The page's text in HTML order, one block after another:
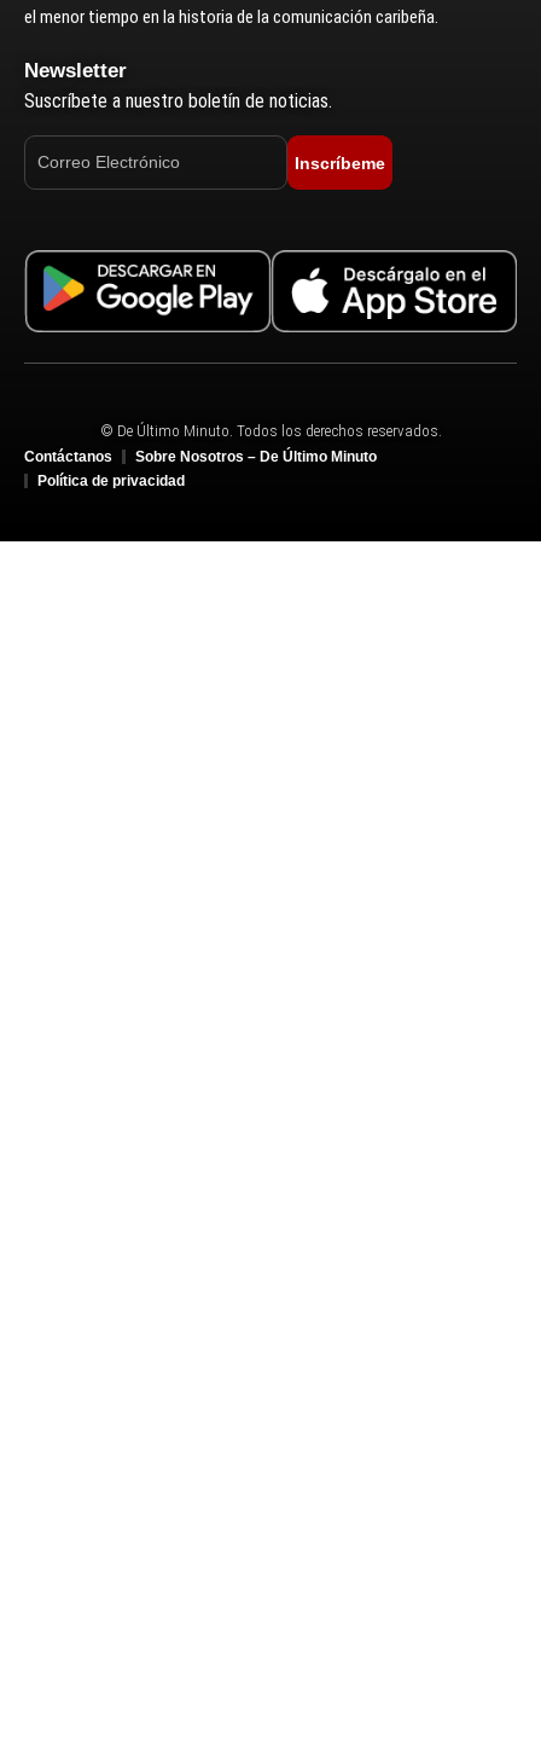
el menor tiempo en la historia de la comunicación caribeña.
Newsletter
Suscríbete a nuestro boletín de noticias.
Inscríbeme
© De Último Minuto. Todos los derechos reservados.
Contáctanos
Sobre Nosotros – De Último Minuto
Política de privacidad